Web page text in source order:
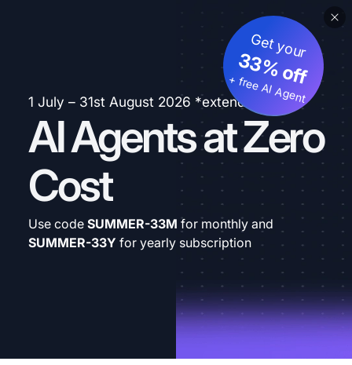
1 July – 31st August 2026 *extended
AI Agents at Zero
Cost
Get your
33% off
+ free AI Agent
Use code SUMMER-33M for monthly and
SUMMER-33Y for yearly subscription